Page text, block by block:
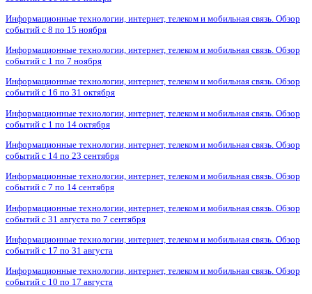
Информационные технологии, интернет, телеком и мобильная связь. Обзор
событий с 8 по 15 ноября
Информационные технологии, интернет, телеком и мобильная связь. Обзор
событий с 1 по 7 ноября
Информационные технологии, интернет, телеком и мобильная связь. Обзор
событий с 16 по 31 октября
Информационные технологии, интернет, телеком и мобильная связь. Обзор
событий с 1 по 14 октября
Информационные технологии, интернет, телеком и мобильная связь. Обзор
событий с 14 по 23 сентября
Информационные технологии, интернет, телеком и мобильная связь. Обзор
событий с 7 по 14 сентября
Информационные технологии, интернет, телеком и мобильная связь. Обзор
событий с 31 августа по 7 сентября
Информационные технологии, интернет, телеком и мобильная связь. Обзор
событий с 17 по 31 августа
Информационные технологии, интернет, телеком и мобильная связь. Обзор
событий с 10 по 17 августа